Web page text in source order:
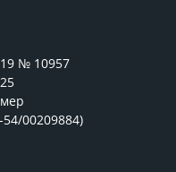
№ 10957
00209884)